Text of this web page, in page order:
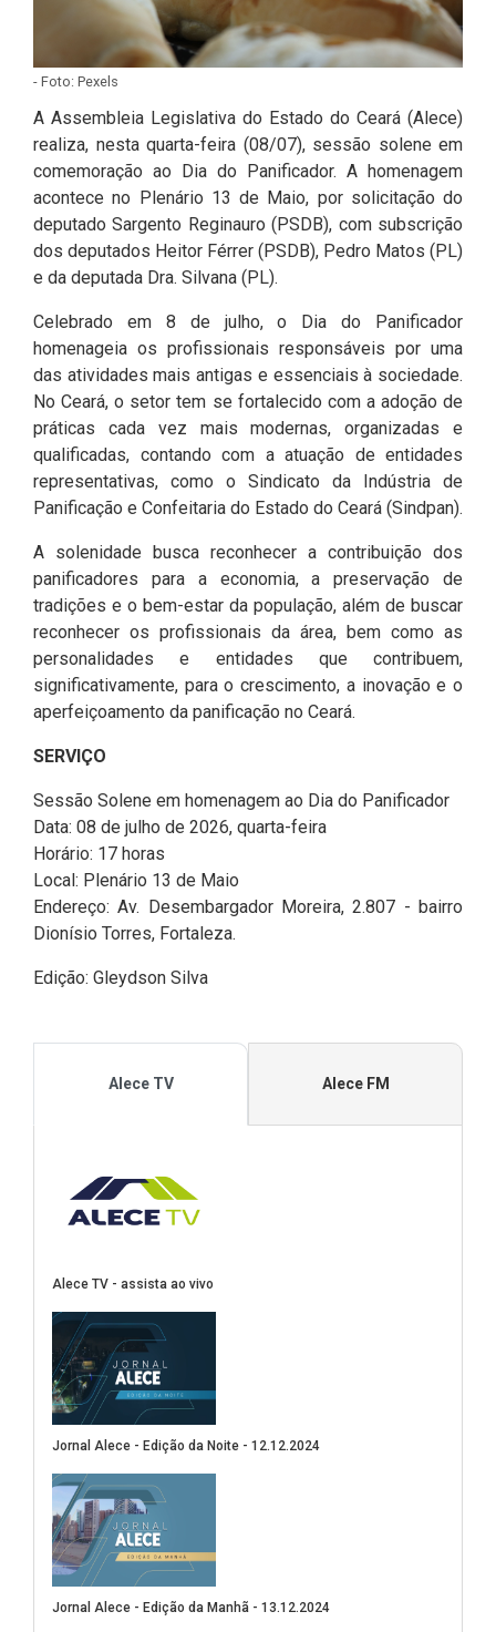
Procuradoria Geral
Tecnologia da Informação
Assessoria Jurídica e Relações
Institucionais
Secretaria Executiva da Mesa
Diretora
Cerimonial
Comitê de Imprensa
1ª Companhia do Batalhão de
Prevenção Institucional
2ª Companhia de Polícia de
Guarda (2ª CPG)
Departamento de
Documentação e Informação
Pesquisas Sobre o
Desenvolvimento do Ceará -
Inesp
Malce - Memorial da Alece
Deputado Pontes Neto
Procon Alece
Procuradoria Especial da Mulher
Climáticas e Desenvolvimento
do Semiárido
Orçamento, Finanças e
Tributação
Previdência Social e Saúde
Proteção Social e Combate à
Fome
Serviço Publico
Turismo e Serviços
Viação, Transporte e Des.
Urbano
- Foto: Pexels
A Assembleia Legislativa do Estado do Ceará (Alece)
realiza, nesta quarta-feira (08/07), sessão solene em
comemoração ao Dia do Panificador. A homenagem
acontece no Plenário 13 de Maio, por solicitação do
deputado Sargento Reginauro (PSDB), com subscrição
dos deputados Heitor Férrer (PSDB), Pedro Matos (PL)
e da deputada Dra. Silvana (PL).
Celebrado em 8 de julho, o Dia do Panificador
homenageia os profissionais responsáveis por uma
das atividades mais antigas e essenciais à sociedade.
No Ceará, o setor tem se fortalecido com a adoção de
práticas cada vez mais modernas, organizadas e
qualificadas, contando com a atuação de entidades
representativas, como o Sindicato da Indústria de
Panificação e Confeitaria do Estado do Ceará (Sindpan).
A solenidade busca reconhecer a contribuição dos
panificadores para a economia, a preservação de
tradições e o bem-estar da população, além de buscar
reconhecer os profissionais da área, bem como as
personalidades e entidades que contribuem,
significativamente, para o crescimento, a inovação e o
aperfeiçoamento da panificação no Ceará.
SERVIÇO
Sessão Solene em homenagem ao Dia do Panificador
Data: 08 de julho de 2026, quarta-feira
Horário: 17 horas
Local: Plenário 13 de Maio
Endereço: Av. Desembargador Moreira, 2.807 - bairro
Dionísio Torres, Fortaleza.
Edição: Gleydson Silva
Alece TV Alece FM
Alece TV - assista ao vivo
(Abre em nova janela)
Jornal Alece - Edição da Noite - 12.12.2024
(Abre em nova janela)
Jornal Alece - Edição da Manhã - 13.12.2024